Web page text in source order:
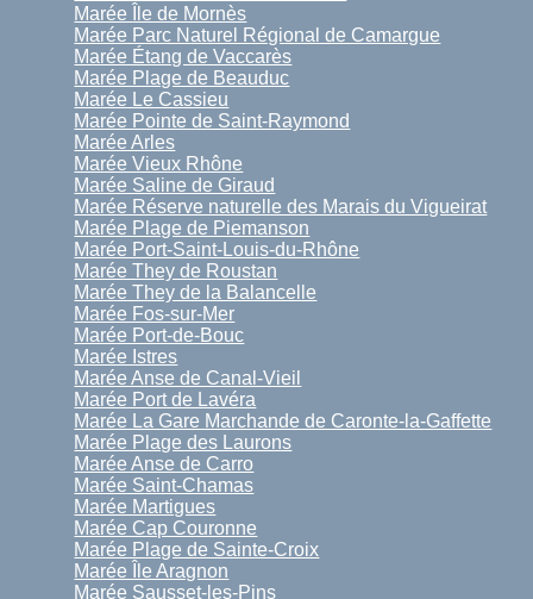
Marée Île de Mornès
Marée Parc Naturel Régional de Camargue
Marée Étang de Vaccarès
Marée Plage de Beauduc
Marée Le Cassieu
Marée Pointe de Saint-Raymond
Marée Arles
Marée Vieux Rhône
Marée Saline de Giraud
Marée Réserve naturelle des Marais du Vigueirat
Marée Plage de Piemanson
Marée Port-Saint-Louis-du-Rhône
Marée They de Roustan
Marée They de la Balancelle
Marée Fos-sur-Mer
Marée Port-de-Bouc
Marée Istres
Marée Anse de Canal-Vieil
Marée Port de Lavéra
Marée La Gare Marchande de Caronte-la-Gaffette
Marée Plage des Laurons
Marée Anse de Carro
Marée Saint-Chamas
Marée Martigues
Marée Cap Couronne
Marée Plage de Sainte-Croix
Marée Île Aragnon
Marée Sausset-les-Pins